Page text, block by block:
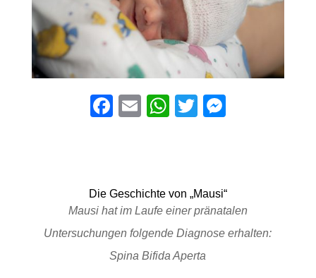
F
b
o
o
k
E
W
A
p
p
T
g
er
Die Geschichte von „Mausi“
Mausi hat im Laufe einer pränatalen
Untersuchungen folgende Diagnose erhalten:
Spina Bifida Aperta